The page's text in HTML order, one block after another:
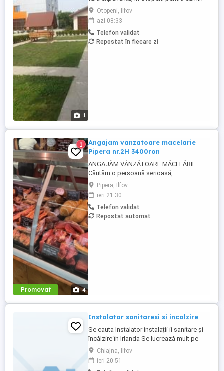
1
de batrani privat, program intern sau in
ture, plata corecta si la timp, masa
asigurata, carte de munca. Acces usor cu
transport in comun. Posibilitate de cazare
pentru personal in conditii bune, daca
Otopeni, Ilfov
azi 08:33
Telefon validat
Repostat în fiecare zi
Promovat 4
1
Angajam vanzatoare macelarie
Pipera nr.2H 3400ron
ANGAJĂM VÂNZĂTOARE MĂCELĂRIE
Căutăm o persoană serioasă,
responsabilă și amabilă pentru postul de
vânzătoare într-o măcelărie modernă.
Cerințe: Experiență în domeniul vânzărilor
sau în lucrul cu clienții (experiența în
măcelărie constituie un avantaj) Abilități
Pipera, Ilfov
ieri 21:30
Telefon validat
Repostat automat
Instalator sanitaresi si incalzire
Se cauta Instalator instalații ii sanitare și
încălzire în Irlanda Se lucrează mult pe
cupru dar sunt luați în calcul și instalatorii
pe plexigras. Salariul 45000e an brut,
aproximativ 3150 luna net Se oferă Cazare
Chiajna, Ilfov
ieri 20:51